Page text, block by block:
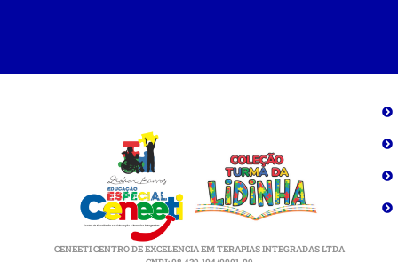
CENEETI CENTRO DE EXCELENCIA EM TERAPIAS INTEGRADAS LTDA